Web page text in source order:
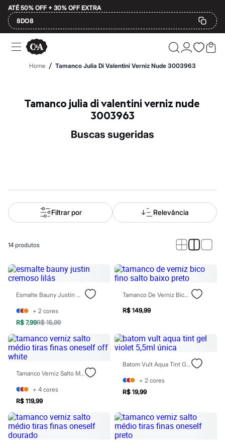
ATÉ 50% OFF + 30% OFF EXTRA
8DO8
Ofertas
Compre por Departamento
Feminino
Mindse7
Plus Size
Novidades
Roupas
Blusas e Camisetas
Básicos
Jeans
Saias
Shorts e Bermudas
Vestidos
Acessórios
Bolsas
Bonés e Chapéus
Bijoux
Cintos
Óculos
Relógios
Calçados
Botas
Chinelos
Sandálias
Sapatilhas
Marcas
City
Clock House
Home / Tamanco Julia Di Valentini Verniz Nude 3003963
Tamanco julia di valentini verniz nude
3003963
buscas sugeridas
Filtrar por Relevância
14 produtos
Esmalte Bauny Justin Cremoso Lilás
+ 2 cores
R$ 7,99R$ 15,99
Tamanco De Verniz Bico Fino Salto Baixo Preto
R$ 149,99
Tamanco Verniz Salto Médio Tiras Finas Oneself Off White
+ 4 cores
R$ 119,99
Batom Vult Aqua Tint Gel Violet 5,5ml Única
+ 2 cores
R$ 19,99